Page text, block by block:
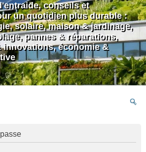
conseils et
un quotidien plus durable :
solaire, maison & jardinage,
pannes & réparations,
innovations, économie &